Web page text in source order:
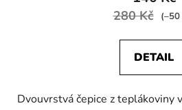
280 Kč
DETAIL
Dvouvrstvá čepice z teplákoviny